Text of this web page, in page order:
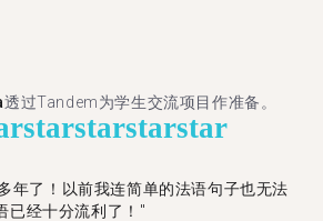
透过Tandem为学生交流项目作准备。
starstarstarstar
年了！以前我连简单的法语句子也无法
已经十分流利了！"